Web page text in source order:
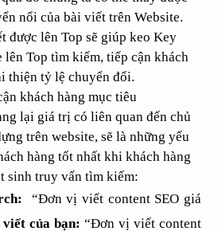
nổi của bài viết trên Website.
được lên Top sẽ giúp keo Key
lên Top tìm kiếm, tiếp cận khách
thiện tỷ lệ chuyển đổi.
khách hàng mục tiêu
lại giá trị có liên quan đến chủ
trên website, sẽ là những yếu
hàng tốt nhất khi khách hàng
sinh truy vấn tìm kiếm:
“Đơn vị viết content SEO giá
của bạn: “Đơn vị viết content